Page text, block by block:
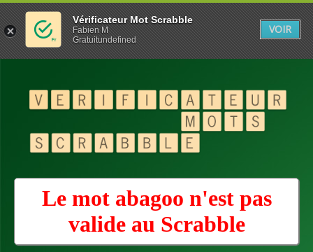
Le mot abagoo n'est pas
valide au Scrabble
Vérificateur Mot Scrabble
Fabien M
Gratuitundefined
VOIR